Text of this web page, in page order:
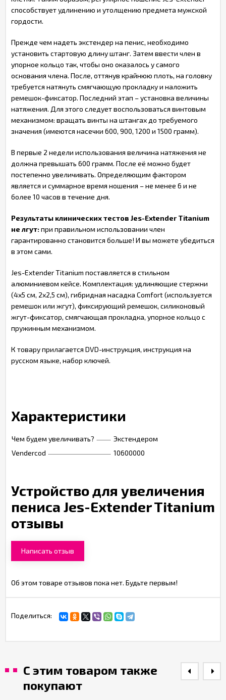
способствует удлинению и утолщению предмета мужской
гордости.
Прежде чем надеть экстендер на пенис, необходимо
установить стартовую длину штанг. Затем ввести член в
упорное кольцо так, чтобы оно оказалось у самого
основания члена. После, оттянув крайнюю плоть, на головку
требуется натянуть смягчающую прокладку и наложить
ремешок-фиксатор. Последний этап – установка величины
натяжения. Для этого следует воспользоваться винтовым
механизмом: вращать винты на штангах до требуемого
значения (имеются насечки 600, 900, 1200 и 1500 грамм).
В первые 2 недели использования величина натяжения не
должна превышать 600 грамм. После её можно будет
постепенно увеличивать. Определяющим фактором
является и суммарное время ношения – не менее 6 и не
более 10 часов в течение дня.
Результаты клинических тестов Jes-Extender Titanium
не лгут:при правильном использовании член
гарантированно становится больше! И вы можете убедиться
в этом сами.
Jes-Extender Titanium поставляется в стильном
алюминиевом кейсе. Комплектация: удлиняющие стержни
(4х5 см, 2х2,5 см), гибридная насадка Comfort (используется
ремешок или жгут), фиксирующий ремешок, силиконовый
жгут-фиксатор, смягчающая прокладка, упорное кольцо с
пружинным механизмом.
К товару прилагается DVD-инструкция, инструкция на
русском языке, набор ключей.
Характеристики
Чем будем увеличивать?
Экстендером
Vendercod
10600000
Устройство для увеличения
пениса Jes-Extender Titanium
отзывы
Написать отзыв
Об этом товаре отзывов пока нет. Будьте первым!
Поделиться:
С этим товаром также
покупают